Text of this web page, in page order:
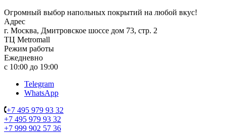
Огромный выбор напольных покрытий на любой вкус!
Адрес
г. Москва, Дмитровское шоссе дом 73, стр. 2
ТЦ Metromall
Режим работы
Ежедневно
с 10:00 до 19:00
Telegram
WhatsApp
+7 495 979 93 32
+7 495 979 93 32
+7 999 902 57 36